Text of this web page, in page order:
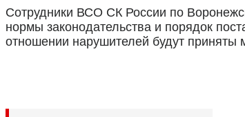
Сотрудники ВСО СК России по
нормы законодательства и порядок
отношении нарушителей будут приняты